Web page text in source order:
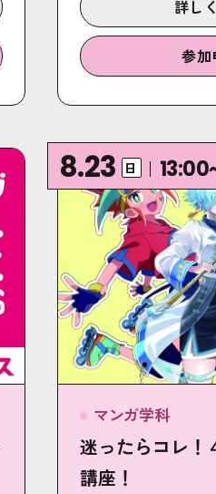
詳し
参加
8.23 日
マンガ学科
迷ったらコレ！
講座！